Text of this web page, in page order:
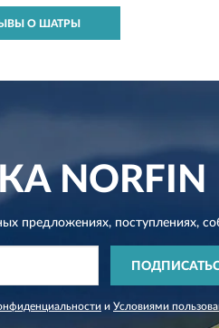
О ШАТРЫ
NORFIN
предложениях,поступлениях,
и Условиями